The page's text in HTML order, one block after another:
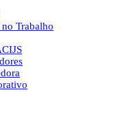
no Trabalho